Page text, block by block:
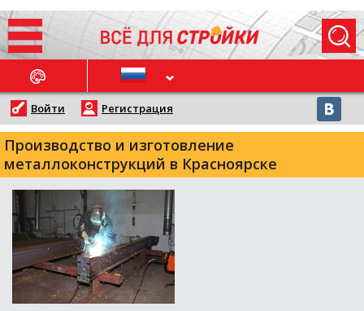
НОВОСТИ
Войти Регистрация
Производство и изготовление
металлоконструкций в Красноярске